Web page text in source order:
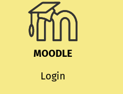
MOODLE
Login